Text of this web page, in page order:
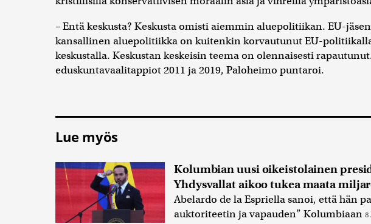
– Entä keskusta? Keskusta omisti aiemmin aluepolitiikan. EU-
kansallinen aluepolitiikka on kuitenkin korvautunut EU-
keskustalla. Keskustan keskeisin teema on olennaisesti
eduskuntavaalitappiot 2011 ja 2019, Paloheimo puntaroi.
Lue myös
Kolumbian uusi oikeistolainen
Yhdysvallat aikoo tukea maata
Abelardo de la Espriella sanoi, että hän
auktoriteetin ja vapauden” Kolumbiaan